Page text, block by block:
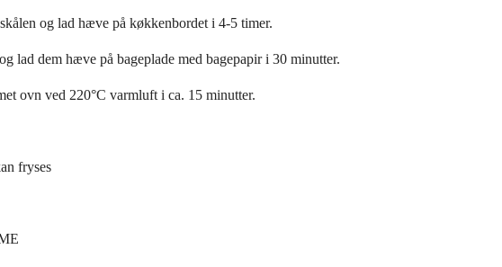
og lad hæve på køkkenbordet i 4-5 timer.
lad dem hæve på bageplade med bagepapir i 30 minutter.
ovn ved 220°C varmluft i ca. 15 minutter.
fryses